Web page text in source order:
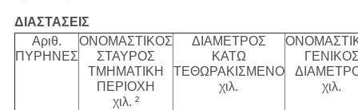
ΔΙΑΣΤΑΣΕΙΣ
Αριθ.
ΠΥΡΗΝΕΣ
ΟΝΟΜΑΣΤΙΚΟΣ
ΣΤΑΥΡΟΣ
ΤΜΗΜΑΤΙΚΗ
ΠΕΡΙΟΧΗ
χιλ. ²
ΔΙΑΜΕΤΡΟΣ
ΚΑΤΩ
ΤΕΘΩΡΑΚΙΣΜΕΝΟ
χιλ.
χιλ.